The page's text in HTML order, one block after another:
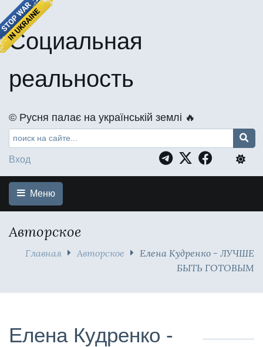
Социальная
реальность
©️ Русня палає на українській землі 🔥
Вход
Меню
Авторское
Главная Авторское
Елена Кудренко - ЛУЧШЕ
БЫТЬ ГОТОВЫМ
Елена Кудренко -